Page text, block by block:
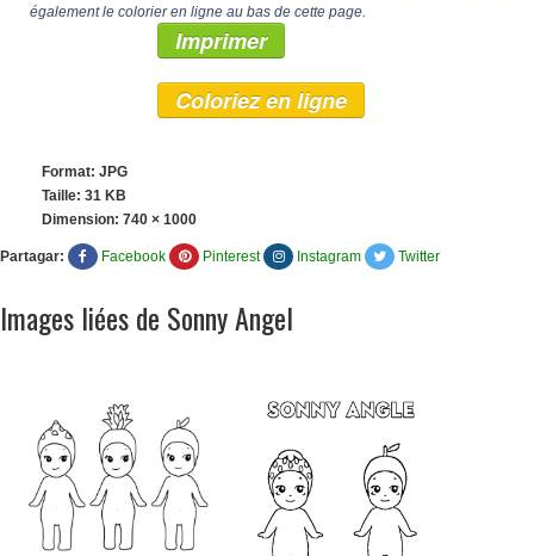
également le colorier en ligne au bas de cette page.
Imprimer
Coloriez en ligne
Format: JPG
Taille: 31 KB
Dimension: 740 × 1000
Partagar: Facebook Pinterest Instagram Twitter
Images liées de Sonny Angel